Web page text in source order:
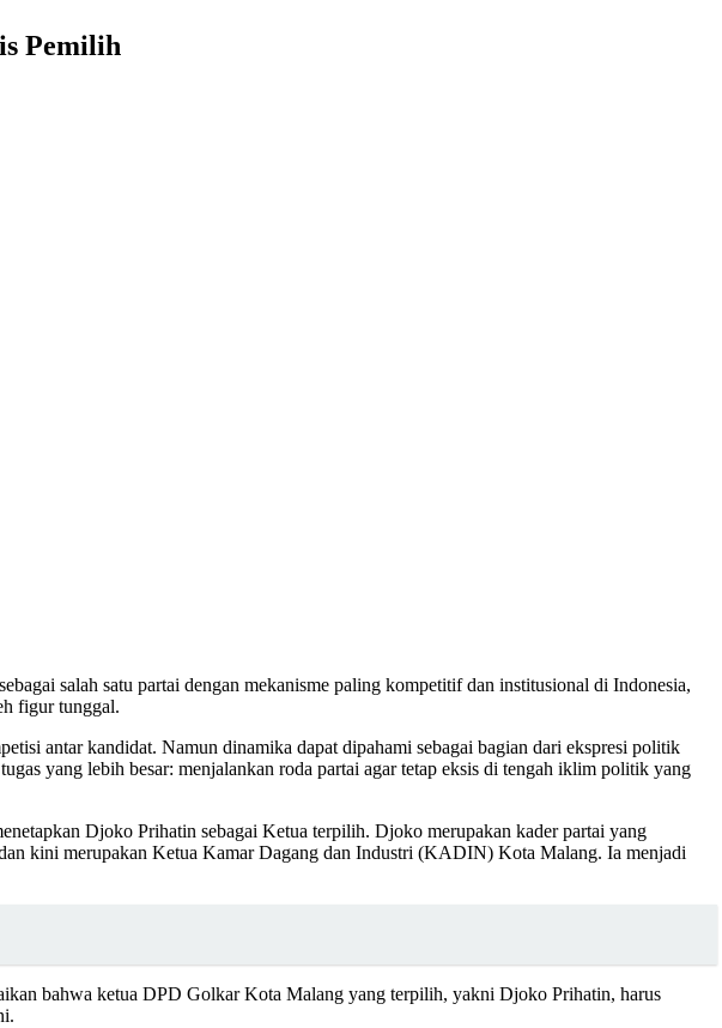
Pemilih
salah satu partai dengan mekanisme paling kompetitif dan institusional di Indonesia,
figur tunggal.
antar kandidat. Namun dinamika dapat dipahami sebagai bagian dari ekspresi politik
yang lebih besar: menjalankan roda partai agar tetap eksis di tengah iklim politik yang
Djoko Prihatin sebagai Ketua terpilih. Djoko merupakan kader partai yang
kini merupakan Ketua Kamar Dagang dan Industri (KADIN) Kota Malang. Ia menjadi
bahwa ketua DPD Golkar Kota Malang yang terpilih, yakni Djoko Prihatin, harus